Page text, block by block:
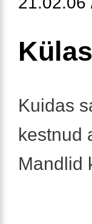
Kuidas
kestnud
Mandlid